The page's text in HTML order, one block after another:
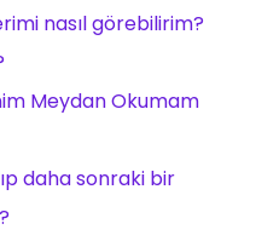
nasıl görebilirim?
Meydan Okumam
daha sonraki bir